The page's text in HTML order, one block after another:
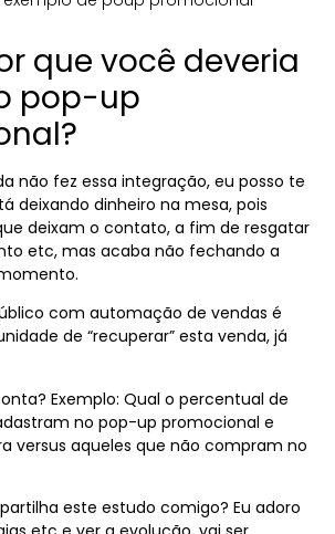
que você deveria
pop-up
não fez essa integração, eu posso te
deixando dinheiro na mesa, pois
deixam o contato, a fim de resgatar
etc, mas acaba não fechando a
com automação de vendas é
de “recuperar” esta venda, já
Exemplo: Qual o percentual de
no pop-up promocional e
versus aqueles que não compram no
este estudo comigo? Eu adoro